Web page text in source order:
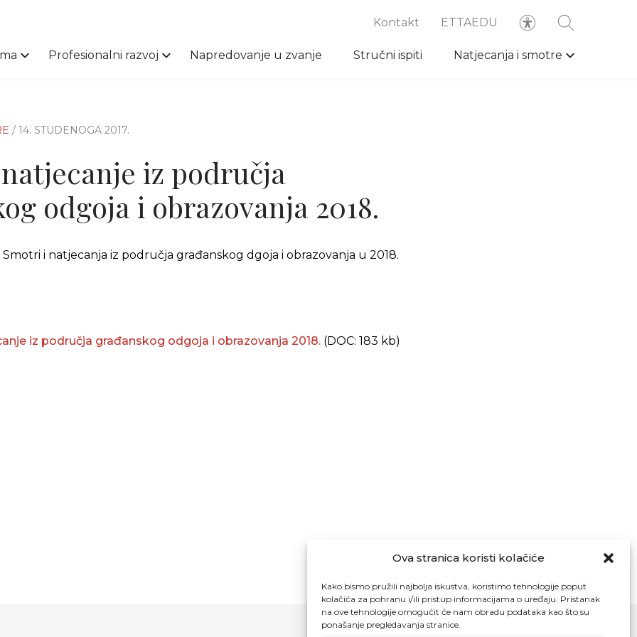
Ova stranica koristi kolačiće
Kako bismo pružili najbolja iskustva, koristimo tehnologije poput
kolačića za pohranu i/ili pristup informacijama o uređaju. Pristanak
na ove tehnologije omogućit će nam obradu podataka kao što su
ponašanje pregledavanja stranice.
Kontakt ETTAEDU
Profesionalni razvoj Napredovanje u zvanje Stručni ispiti Natjecanja i smotre
/ 14. STUDENOGA 2017.
iz područja
odgoja i obrazovanja 2018.
i natjecanja iz područja građanskog dgoja i obrazovanja u 2018.
iz područja građanskog odgoja i obrazovanja 2018. (DOC: 183 kb)